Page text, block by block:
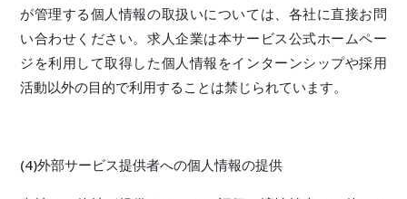
が管理する個人情報の取扱いについては、各社に直接お問
い合わせください。求人企業は本サービス公式ホームペー
ジを利用して取得した個人情報をインターンシップや採用
活動以外の目的で利用することは禁じられています。
(4)外部サービス提供者への個人情報の提供